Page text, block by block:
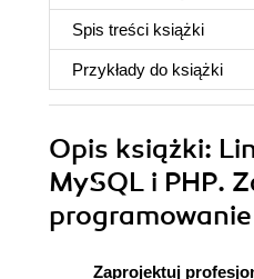
Spis treści książki
Przykłady do książki
Opis książki:
MySQL i PHP.
programowanie
Zaprojektuj